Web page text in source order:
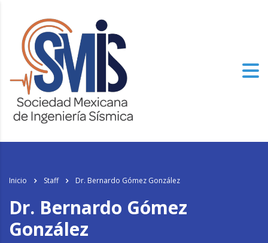
Inicio Staff Dr. Bernardo Gómez González
Dr. Bernardo Gómez
González